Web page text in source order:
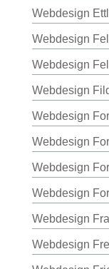
Webdesign
Webdesign
Webdesign
Webdesign
Webdesign
Webdesign
Webdesign
Webdesign
Webdesign
Webdesign